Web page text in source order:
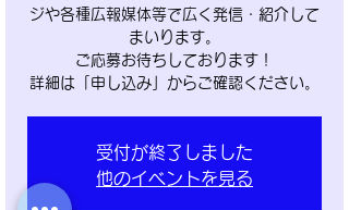
ジや各種広報媒体等で広く発信・紹介して
まいります。
ご応募お待ちしております！
詳細は「申し込み」からご確認ください。
受付が終了しました
他のイベントを見る